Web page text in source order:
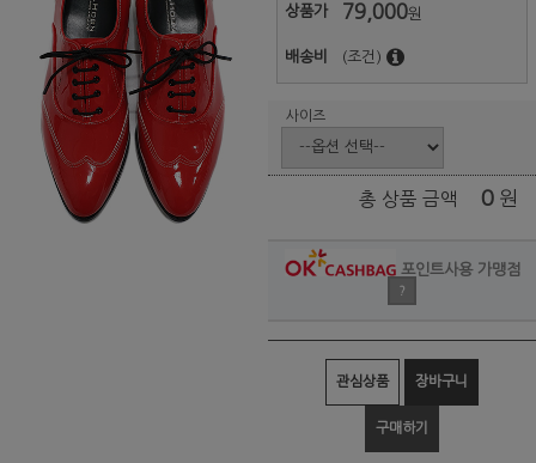
상품가 79,000원
배송비 (조건)
사이즈
총 상품 금액 0 원
포인트사용 가맹점
?
관심상품 장바구니
구매하기